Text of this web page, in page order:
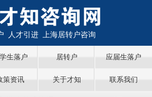
人才引进 上海居转户咨询
生落户 居转户 应届生落户
策资讯 关于才知 联系我们